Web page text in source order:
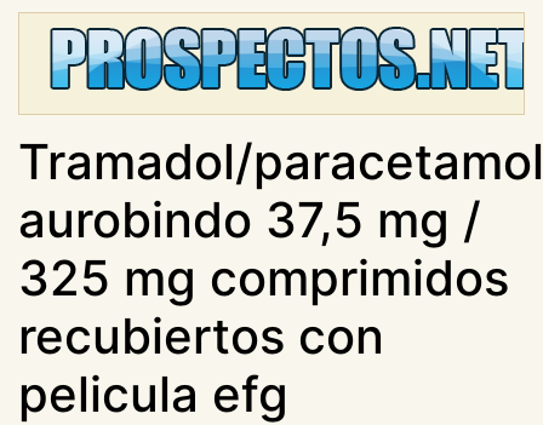
Tramadol/paracetamol
aurobindo 37,5 mg /
325 mg comprimidos
recubiertos con
pelicula efg